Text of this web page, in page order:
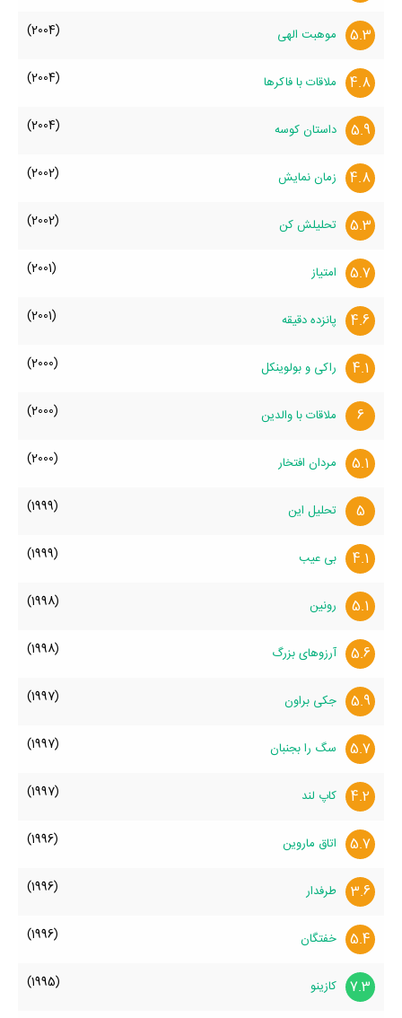
5.3 موهبت الهی (2004)
4.8 ملاقات با فاکرها (2004)
5.9 داستان کوسه (2004)
4.8 زمان نمایش (2002)
5.3 تحلیلش کن (2002)
5.7 امتیاز (2001)
4.6 پانزده دقیقه (2001)
4.1 راکی و بولوینکل (2000)
6 ملاقات با والدین (2000)
5.1 مردان افتخار (2000)
5 تحلیل این (1999)
4.1 بی عیب (1999)
5.1 رونین (1998)
5.6 آرزوهای بزرگ (1998)
5.9 جکی براون (1997)
5.7 سگ را بجنبان (1997)
4.2 کاپ لند (1997)
5.7 اتاق ماروین (1996)
3.6 طرفدار (1996)
5.4 خفتگان (1996)
7.3 کازینو (1995)